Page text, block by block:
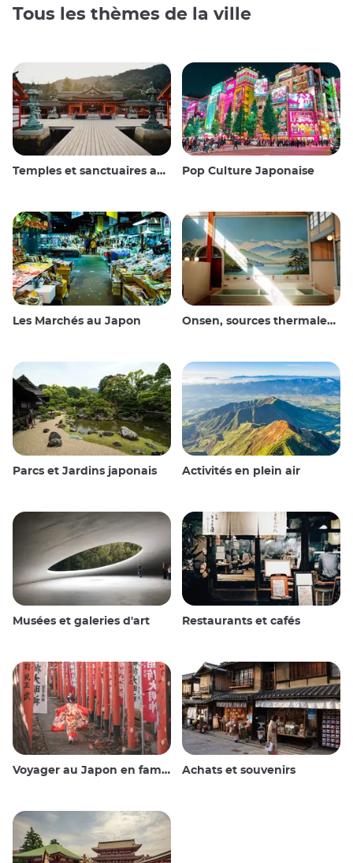
Tous les thèmes de la ville
Temples et sanctuaires au Japon Pop Culture Japonaise
Les Marchés au Japon Onsen, sources thermales et bains publics
Parcs et Jardins japonais Activités en plein air
Musées et galeries d'art Restaurants et cafés
Voyager au Japon en famille Achats et souvenirs